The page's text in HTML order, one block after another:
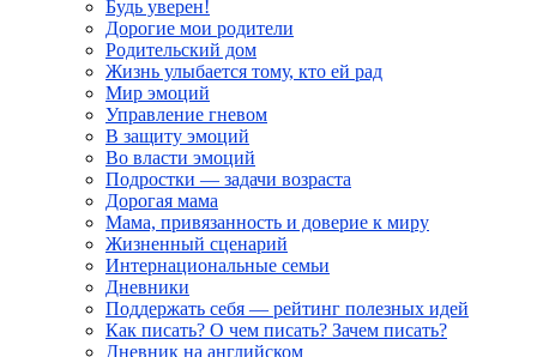
Будь уверен!
Дорогие мои родители
Родительский дом
Жизнь улыбается тому, кто ей рад
Мир эмоций
Управление гневом
В защиту эмоций
Во власти эмоций
Подростки — задачи возраста
Дорогая мама
Мама, привязанность и доверие к миру
Жизненный сценарий
Интернациональные семьи
Дневники
Поддержать себя — рейтинг полезных идей
Как писать? О чем писать? Зачем писать?
Дневник на английском